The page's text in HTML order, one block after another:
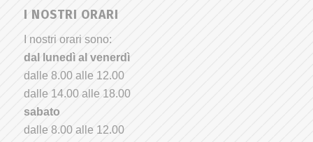
I NOSTRI ORARI
I nostri orari sono:
dal lunedì al venerdì
dalle 8.00 alle 12.00
dalle 14.00 alle 18.00
sabato
dalle 8.00 alle 12.00